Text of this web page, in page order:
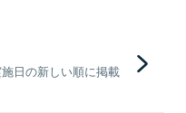
日の新しい順に掲載